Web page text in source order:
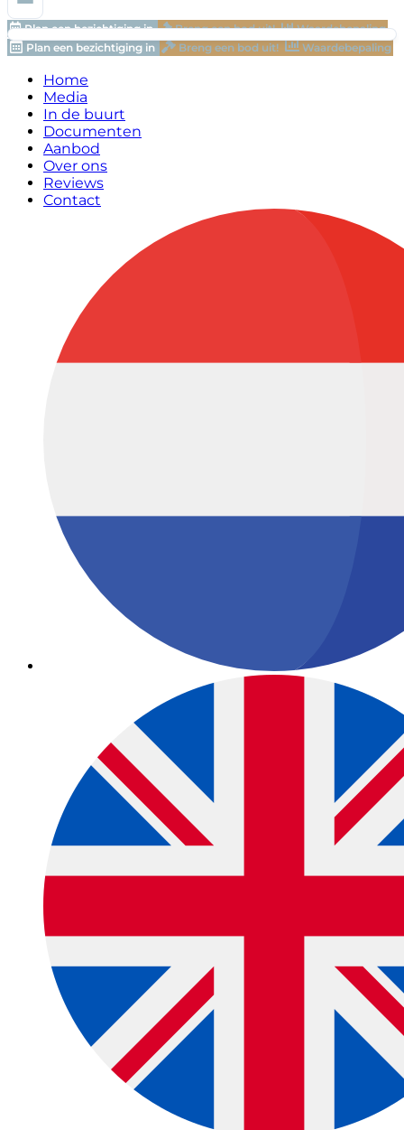
Plan een bezichtiging in Breng een bod uit!
Waardebepaling
Plan een bezichtiging in
Breng een bod uit! Waardebepaling
Home
Media
In de buurt
Documenten
Aanbod
Over ons
Reviews
Contact